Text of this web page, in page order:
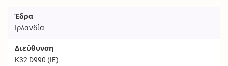
Έδρα
Ιρλανδία
Διεύθυνση
K32 D990 (IE)